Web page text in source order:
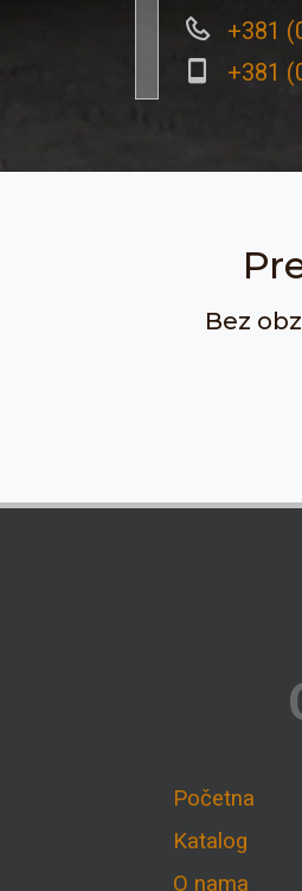
+381
+381
Bez
Početna
Katalog
O nama